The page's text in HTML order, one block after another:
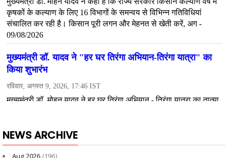
NEWS ARCHIVE
Aug 2026 (196)